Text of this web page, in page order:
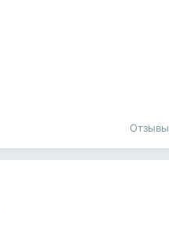
Отзывы